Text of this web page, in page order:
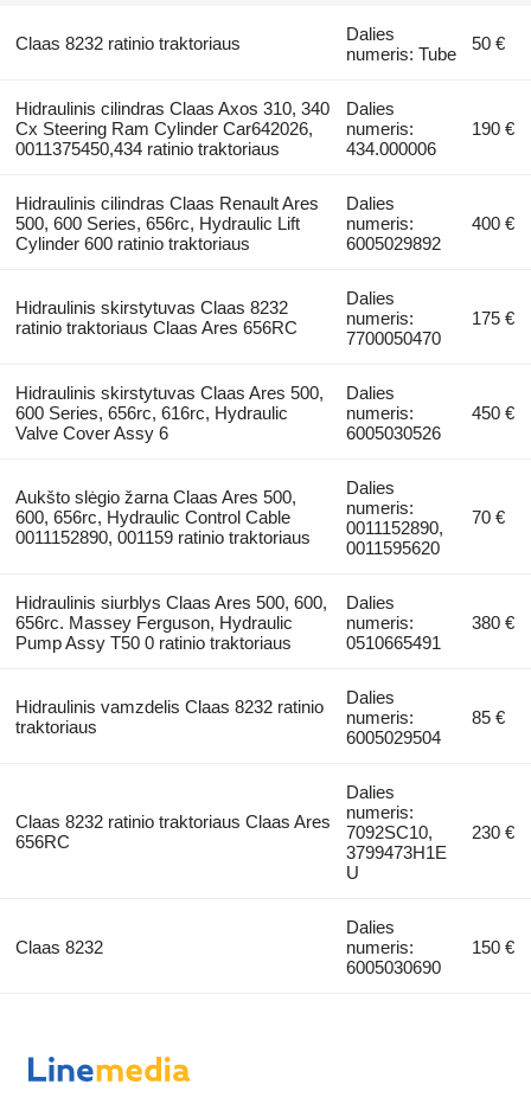
Claas 8232 ratinio traktoriaus
Dalies
numeris: Tube
50 €
Hidraulinis cilindras Claas Axos 310, 340
Cx Steering Ram Cylinder Car642026,
0011375450,434 ratinio traktoriaus
Dalies
numeris:
434.000006
190 €
Hidraulinis cilindras Claas Renault Ares
500, 600 Series, 656rc, Hydraulic Lift
Cylinder 600 ratinio traktoriaus
Dalies
numeris:
6005029892
400 €
Hidraulinis skirstytuvas Claas 8232
ratinio traktoriaus Claas Ares 656RC
Dalies
numeris:
7700050470
175 €
Hidraulinis skirstytuvas Claas Ares 500,
600 Series, 656rc, 616rc, Hydraulic
Valve Cover Assy 6
Dalies
numeris:
6005030526
450 €
Aukšto slėgio žarna Claas Ares 500,
600, 656rc, Hydraulic Control Cable
0011152890, 001159 ratinio traktoriaus
Dalies
numeris:
0011152890,
0011595620
70 €
Hidraulinis siurblys Claas Ares 500, 600,
656rc. Massey Ferguson, Hydraulic
Pump Assy T50 0 ratinio traktoriaus
Dalies
numeris:
0510665491
380 €
Hidraulinis vamzdelis Claas 8232 ratinio
traktoriaus
Dalies
numeris:
6005029504
85 €
Claas 8232 ratinio traktoriaus Claas Ares
656RC
Dalies
numeris:
7092SC10,
3799473H1E
U
230 €
Claas 8232
Dalies
numeris:
6005030690
150 €